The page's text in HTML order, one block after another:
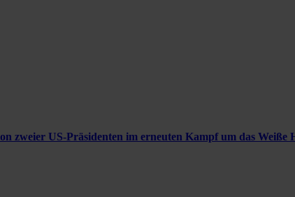
zweier US-Präsidenten im erneuten Kampf um das Weiße